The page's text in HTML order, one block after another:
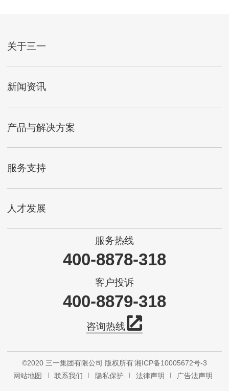
关于三一
新闻资讯
产品与解决方案
服务支持
人才发展
服务热线
400-8878-318
客户投诉
400-8879-318
咨询热线
©2020 三一集团有限公司 版权所有湘ICP备10005672号-3
网站地图
联系我们 隐私保护 法律声明 广告法声明